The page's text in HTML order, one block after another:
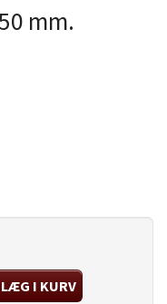
mm.
LÆG I KURV